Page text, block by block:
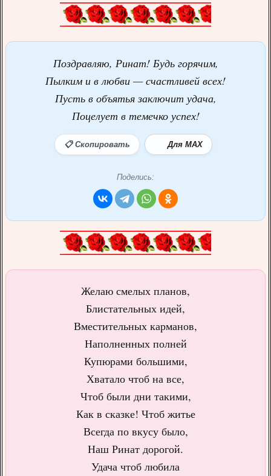
Поздравляю, Ринат! Будь горячим,
Пылким и в любви — счастливей всех!
Пусть в объятья заключит удача,
Поцелует в темечко успех!
📋 Скопировать Для MAX
Поделись:
Желаю смелых планов,
Блистательных идей,
Вместительных карманов,
Наполненных полней
Купюрами большими,
Хватало чтоб на все,
Чтоб были дни такими,
Как в сказке! Чтоб житье
Всегда по вкусу было,
Наш Ринат дорогой.
Удача чтоб любила